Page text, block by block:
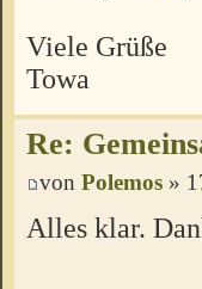
Viele Grüße
Towa
Re:
von Polemos »
Alles klar.